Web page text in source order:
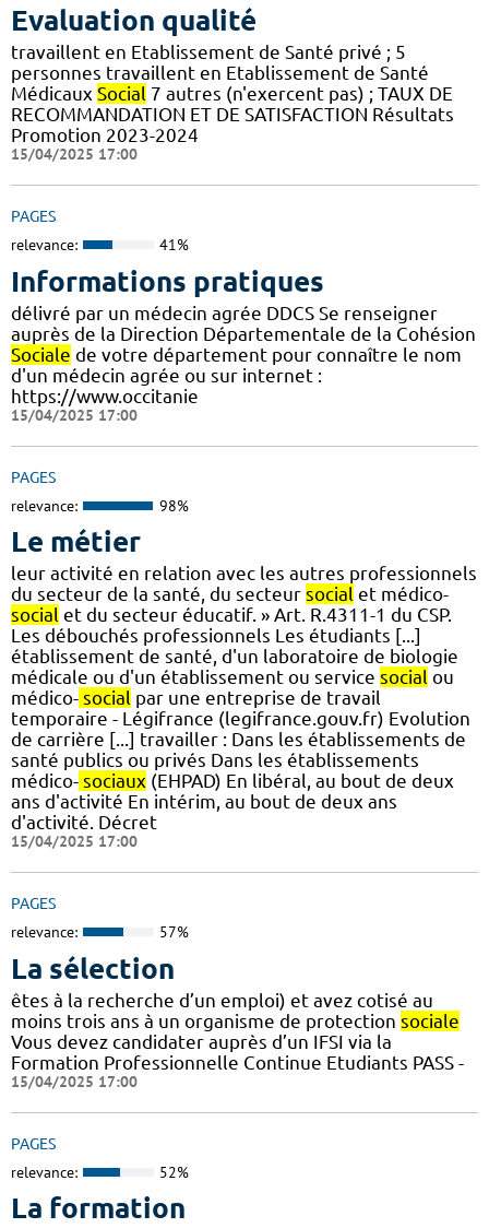
Evaluation qualité
travaillent en Etablissement de Santé privé ; 5
personnes travaillent en Etablissement de Santé
Médicaux Social 7 autres (n'exercent pas) ; TAUX DE
RECOMMANDATION ET DE SATISFACTION Résultats
Promotion 2023-2024
15/04/2025 17:00
PAGES
relevance: 41%
Informations pratiques
délivré par un médecin agrée DDCS Se renseigner
auprès de la Direction Départementale de la Cohésion
Sociale de votre département pour connaître le nom
d'un médecin agrée ou sur internet :
https://www.occitanie
15/04/2025 17:00
PAGES
relevance: 98%
Le métier
leur activité en relation avec les autres professionnels
du secteur de la santé, du secteur social et médico-
social et du secteur éducatif. » Art. R.4311-1 du CSP.
Les débouchés professionnels Les étudiants [...]
établissement de santé, d'un laboratoire de biologie
médicale ou d'un établissement ou service social ou
médico- social par une entreprise de travail
temporaire - Légifrance (legifrance.gouv.fr) Evolution
de carrière [...] travailler : Dans les établissements de
santé publics ou privés Dans les établissements
médico- sociaux (EHPAD) En libéral, au bout de deux
ans d'activité En intérim, au bout de deux ans
d'activité. Décret
15/04/2025 17:00
PAGES
relevance: 57%
La sélection
êtes à la recherche d’un emploi) et avez cotisé au
moins trois ans à un organisme de protection sociale
Vous devez candidater auprès d’un IFSI via la
Formation Professionnelle Continue Etudiants PASS -
15/04/2025 17:00
PAGES
relevance: 52%
La formation